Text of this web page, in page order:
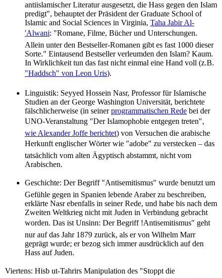
antiislamischer Literatur ausgesetzt, die Hass gegen den Islam
predigt", behauptet der Präsident der Graduate School of
Islamic and Social Sciences in Virginia, Taha Jabir Al-
'Alwani: "Romane, Filme, Bücher und Unterschungen.
Allein unter den Bestseller-Romanen gibt es fast 1000 dieser
Sorte." Eintausend Bestseller verleumden den Islam? Kaum.
In Wirklichkeit tun das fast nicht einmal eine Hand voll (z.B.
"Haddsch" von Leon Uris).
Linguistik: Seyyed Hossein Nasr, Professor für Islamische
Studien an der George Washington Universität, berichtete
fälschlicherweise (in seinerprogrammatischen Rede bei der
UNO-Veranstaltung "Der Islamophobie entgegen treten",
wie Alexander Joffe berichtet) von Versuchen die arabische
Herkunft englischer Wörter wie "adobe" zu verstecken – das
tatsächlich vom alten Ägyptisch abstammt, nicht vom
Arabischen.
Geschichte: Der Begriff "Antisemitismus" wurde benutzt um
Gefühle gegen in Spanien lebende Araber zu beschreiben,
erklärte Nasr ebenfalls in seiner Rede, und habe bis nach dem
Zweiten Weltkrieg nicht mit Juden in Verbindung gebracht
worden. Das ist Unsinn: Der Begriff !Antisemitismus" geht
nur auf das Jahr 1879 zurück, als er von Wilhelm Marr
geprägt wurde; er bezog sich immer ausdrücklich auf den
Hass auf Juden.
Viertens: Hisb ut-Tahrirs Manipulation des "Stoppt die